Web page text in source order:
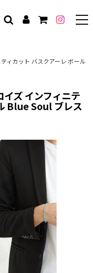
ィカット バスクアーレ ボール
ズ インフィニテ
Blue Soul ブレス